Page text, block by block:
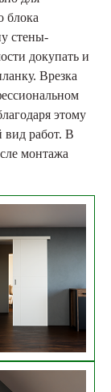
блока
стены-
докупать и
Врезка
этому
работ. В
монтажа